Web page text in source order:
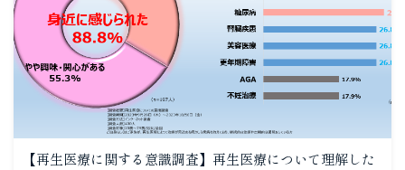
【再生医療に関する意識調査】再生医療について理解した